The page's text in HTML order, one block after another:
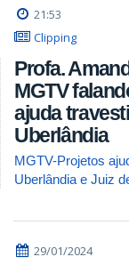
21:53
Clipping
Profa.
MGTV
ajuda
Uberlândia
MGTV-Projetos
Uberlândia e Juiz
29/01/2024